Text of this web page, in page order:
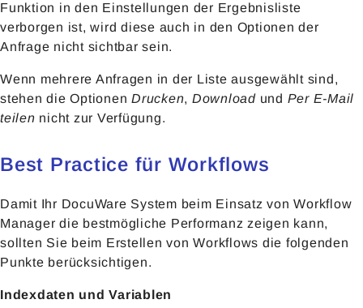
Funktion in den Einstellungen der Ergebnisliste
verborgen ist, wird diese auch in den Optionen der
Anfrage nicht sichtbar sein.
Wenn mehrere Anfragen in der Liste ausgewählt sind,
stehen die Optionen Drucken, Downloadund Per E-Mail
teilen nicht zur Verfügung.
Best Practice für Workflows
Damit Ihr DocuWare System beim Einsatz von Workflow
Manager die bestmögliche Performanz zeigen kann,
sollten Sie beim Erstellen von Workflows die folgenden
Punkte berücksichtigen.
Indexdaten und Variablen